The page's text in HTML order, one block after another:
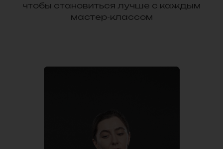
чтобы становиться лучше с каждым
мастер-классом